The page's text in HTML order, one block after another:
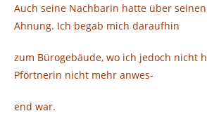
Auch seine Nachbarin hatte über
Ahnung. Ich begab mich daraufhin
zum Bürogebäude, wo ich jedoch nicht
Pförtnerin nicht mehr anwes-
end war.